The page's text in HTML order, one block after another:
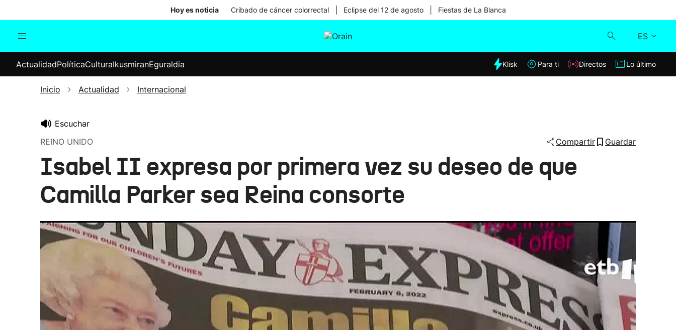
Hoy es noticia Cribado de cáncer colorrectal Eclipse del 12 de agosto Fiestas de La Blanca
ES
Internacional
Elecciones
Klisk
ActualidadPolíticaCulturaIkusmiranEguraldia Klisk Para ti Directos Lo último
Inicio Actualidad Internacional
Escuchar
REINO UNIDO
Compartir Guardar
Isabel II expresa por primera vez su deseo de que
Camilla Parker sea Reina consorte